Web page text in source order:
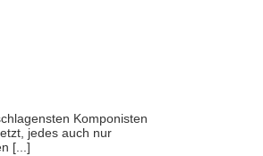
Komponisten
jedes auch nur
[...]